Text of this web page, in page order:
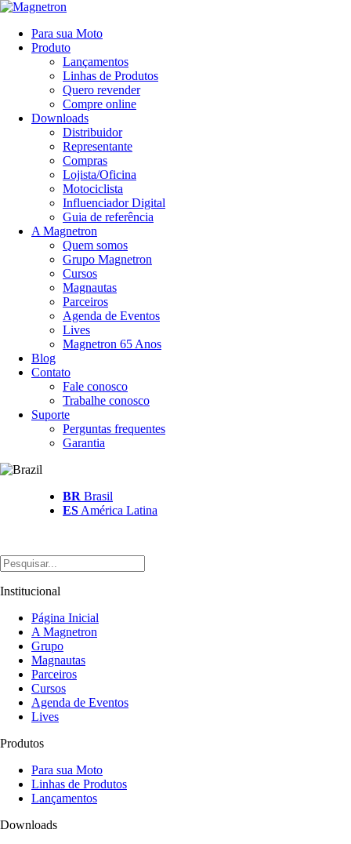
Para sua Moto
Produto
Lançamentos
Linhas de Produtos
Quero revender
Compre online
Downloads
Distribuidor
Representante
Compras
Lojista/Oficina
Motociclista
Influenciador Digital
Guia de referência
A Magnetron
Quem somos
Grupo Magnetron
Cursos
Magnautas
Parceiros
Agenda de Eventos
Lives
Magnetron 65 Anos
Blog
Contato
Fale conosco
Trabalhe conosco
Suporte
Perguntas frequentes
Garantia
BR Brasil
ES América Latina
Institucional
Página Inicial
A Magnetron
Grupo
Magnautas
Parceiros
Cursos
Agenda de Eventos
Lives
Produtos
Para sua Moto
Linhas de Produtos
Lançamentos
Downloads